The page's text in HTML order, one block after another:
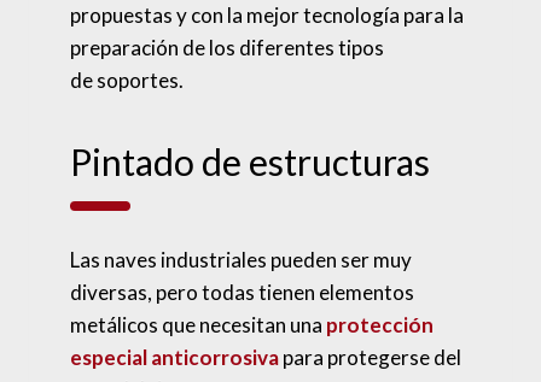
propuestas y con la mejor tecnología para la
preparación de los diferentes tipos
de soportes.
Pintado de estructuras
Las naves industriales pueden ser muy
diversas, pero todas tienen elementos
metálicos que necesitan una protección
especial anticorrosivapara protegerse del